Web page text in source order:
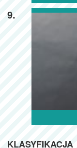
9.
KLASYFIKACJA